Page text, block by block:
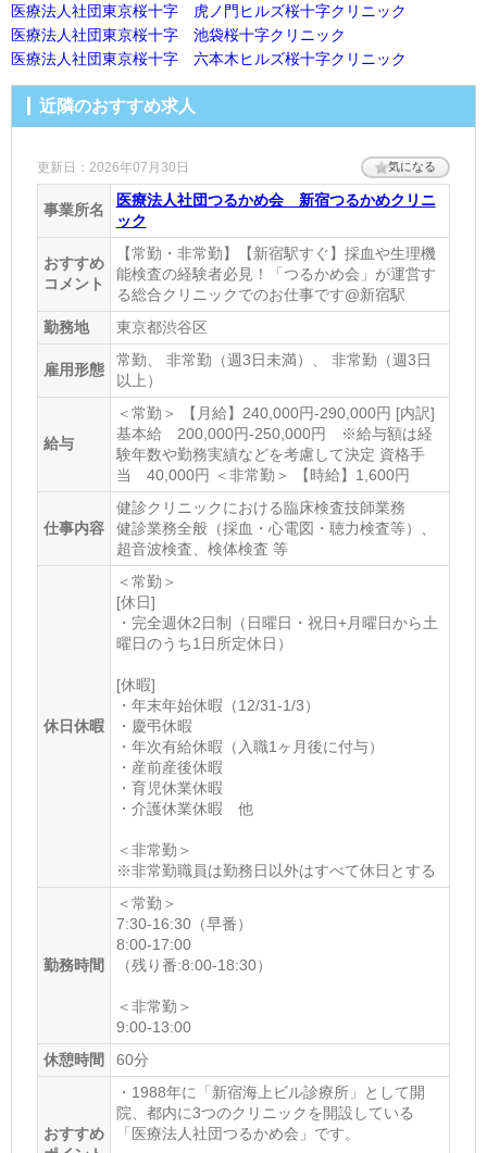
土、日、祝
住所
東京都渋谷区桜丘町3-2 渋谷サクラステージSAKURAタワー14F
[地図]
神泉
代官山
ホームページ
https://www.sakurajyuji-healthcare.jp/clinic/shibuya-
sakurastage/
医療法人社団東京桜十字 虎ノ門ヒルズ桜十字クリニック
医療法人社団東京桜十字 池袋桜十字クリニック
医療法人社団東京桜十字 六本木ヒルズ桜十字クリニック
近隣のおすすめ求人
更新日：2026年07月30日 気になる
事業所名
医療法人社団つるかめ会 新宿つるかめクリニ
ック
おすすめ
コメント
【常勤・非常勤】【新宿駅すぐ】採血や生理機
能検査の経験者必見！「つるかめ会」が運営す
る総合クリニックでのお仕事です@新宿駅
勤務地
東京都渋谷区
雇用形態
常勤、 非常勤（週3日未満）、 非常勤（週3日
以上）
給与
＜常勤＞ 【月給】240,000円-290,000円 [内訳]
基本給 200,000円-250,000円 ※給与額は経
験年数や勤務実績などを考慮して決定 資格手
当 40,000円 ＜非常勤＞ 【時給】1,600円
仕事内容
健診クリニックにおける臨床検査技師業務
健診業務全般（採血・心電図・聴力検査等）、
超音波検査、検体検査 等
休日休暇
＜常勤＞
[休日]
・完全週休2日制（日曜日・祝日+月曜日から土
曜日のうち1日所定休日）
[休暇]
・年末年始休暇（12/31-1/3）
・慶弔休暇
・年次有給休暇（入職1ヶ月後に付与）
・産前産後休暇
・育児休業休暇
・介護休業休暇 他
＜非常勤＞
※非常勤職員は勤務日以外はすべて休日とする
勤務時間
＜常勤＞
7:30-16:30（早番）
8:00-17:00
（残り番:8:00-18:30）
＜非常勤＞
9:00-13:00
休憩時間
60分
おすすめ
・1988年に「新宿海上ビル診療所」として開
院、都内に3つのクリニックを開設している
「医療法人社団つるかめ会」です。